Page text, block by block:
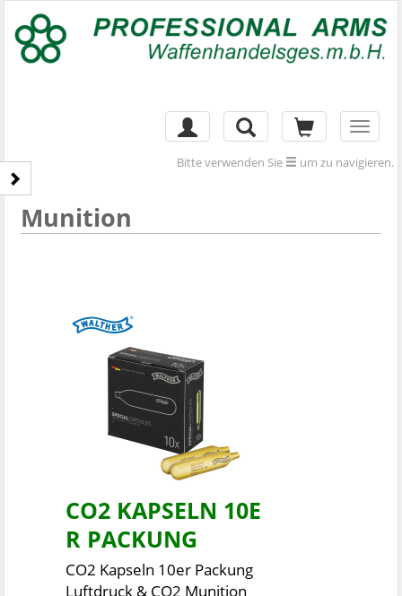
Bitte verwenden Sie um zu navigieren.
Munition
CO2 KAPSELN 10E
R PACKUNG
CO2 Kapseln 10er Packung
Luftdruck & CO2 Munition